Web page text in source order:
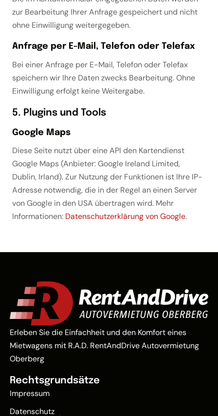
zur Bearbeitung Ihrer Anfrage gespeichert und nicht
ohne Einwilligung weitergegeben.
Anfrage per E-Mail, Telefon oder Telefax
Bei einer Anfrage per E-Mail, Telefon oder Telefax
speichern wir Ihre Daten zwecks Bearbeitung. Ohne
Einwilligung erfolgt keine Weitergabe.
5. Plugins und Tools
Google Maps
Diese Seite nutzt über eine API den Kartendienst
Google Maps (Anbieter: Google Ireland Limited,
Dublin, Irland). Zur Nutzung der Funktionen ist Ihre IP-
Adresse notwendig, die in der Regel an einen Server
von Google in den USA übertragen wird. Mehr
Informationen: Datenschutzerklärung von Google.
Erleben Sie die Einfachheit und den Komfort eines
Mietwagens mit R.A.D. RentAndDrive Autovermietung
Oberberg
Rechtsgrundsätze
Impressum
Datenschutz